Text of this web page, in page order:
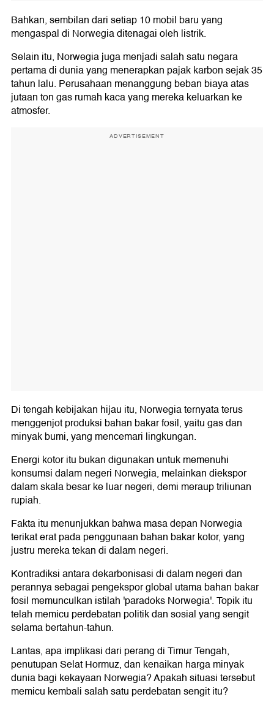
Bahkan, sembilan dari setiap 10 mobil baru yang
mengaspal di Norwegia ditenagai oleh listrik.
Selain itu, Norwegia juga menjadi salah satu negara
pertama di dunia yang menerapkan pajak karbon sejak 35
tahun lalu. Perusahaan menanggung beban biaya atas
jutaan ton gas rumah kaca yang mereka keluarkan ke
atmosfer.
ADVERTISEMENT
Di tengah kebijakan hijau itu, Norwegia ternyata terus
menggenjot produksi bahan bakar fosil, yaitu gas dan
minyak bumi, yang mencemari lingkungan.
Energi kotor itu bukan digunakan untuk memenuhi
konsumsi dalam negeri Norwegia, melainkan diekspor
dalam skala besar ke luar negeri, demi meraup triliunan
rupiah.
Fakta itu menunjukkan bahwa masa depan Norwegia
terikat erat pada penggunaan bahan bakar kotor, yang
justru mereka tekan di dalam negeri.
Kontradiksi antara dekarbonisasi di dalam negeri dan
perannya sebagai pengekspor global utama bahan bakar
fosil memunculkan istilah 'paradoks Norwegia'. Topik itu
telah memicu perdebatan politik dan sosial yang sengit
selama bertahun-tahun.
Lantas, apa implikasi dari perang di Timur Tengah,
penutupan Selat Hormuz, dan kenaikan harga minyak
dunia bagi kekayaan Norwegia? Apakah situasi tersebut
memicu kembali salah satu perdebatan sengit itu?